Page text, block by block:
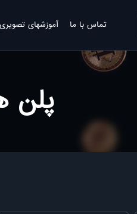
آموزشهای تماس با ما
پلن